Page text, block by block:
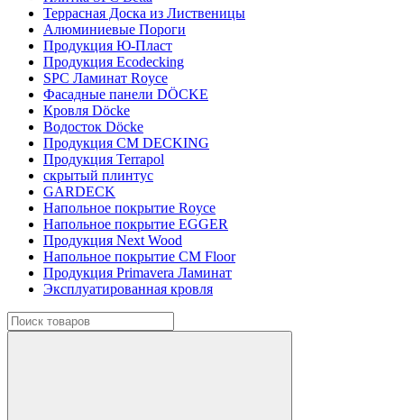
Террасная Доска из Лиственицы
Алюминиевые Пороги
Продукция Ю-Пласт
Продукция Ecodecking
SPC Ламинат Royce
Фасадные панели DÖCKE
Кровля Döcke
Водосток Döcke
Продукция CM DECKING
Продукция Terrapol
скрытый плинтус
GARDECK
Напольное покрытие Royce
Напольное покрытие EGGER
Продукция Next Wood
Напольное покрытие CM Floor
Продукция Primavera Ламинат
Эксплуатированная кровля